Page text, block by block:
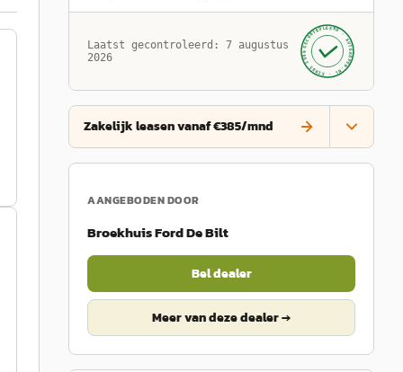
Laatst gecontroleerd: 7 augustus
2026
GECONTROLEERD ·
AUTOKOPEN.NL
· SINDS 1999 ·
Zakelijk leasen vanaf €385/mnd
AANGEBODEN DOOR
Broekhuis Ford De Bilt
Bel dealer
Meer van deze dealer →